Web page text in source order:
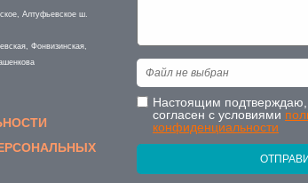
Алтуфьевское ш.
Фонвизинская,
Файл не выбран
Настоящим подтверждаю,
согласен с условиями
конфиденциальности